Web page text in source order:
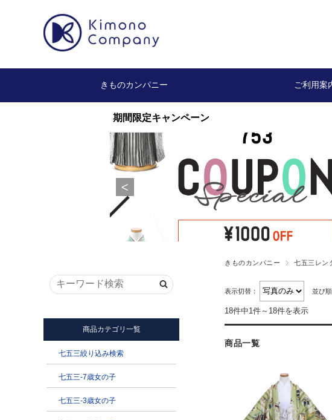
きものカンパニー ご利用案
きものカンパニー 七五三レン
表示切替： 並び順
18件中1件～18件を表示
商品一覧